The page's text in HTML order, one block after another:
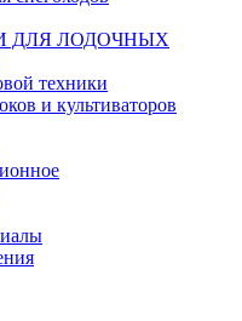
ДЛЯ ЛОДОЧНЫХ
техники
и культиваторов